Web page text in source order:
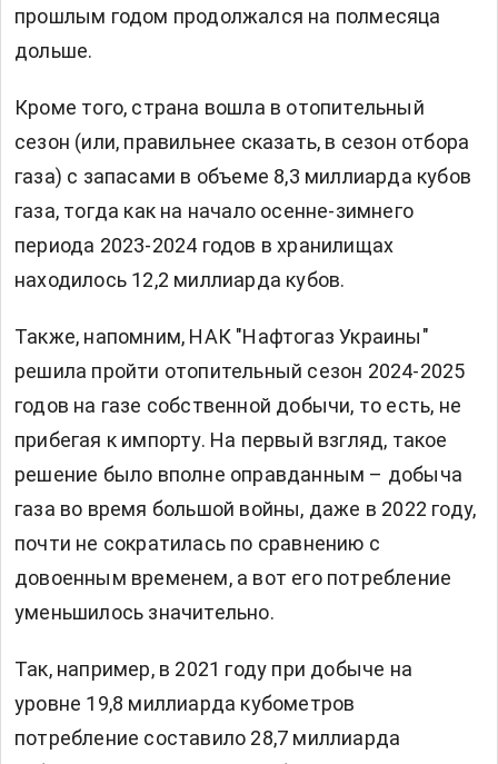
прошлым годом продолжался на полмесяца
дольше.
Кроме того, страна вошла в отопительный
сезон (или, правильнее сказать, в сезон отбора
газа) с запасами в объеме 8,3 миллиарда кубов
газа, тогда как на начало осенне-зимнего
периода 2023-2024 годов в хранилищах
находилось 12,2 миллиарда кубов.
Также, напомним, НАК "Нафтогаз Украины"
решила пройти отопительный сезон 2024-2025
годов на газе собственной добычи, то есть, не
прибегая к импорту. На первый взгляд, такое
решение было вполне оправданным – добыча
газа во время большой войны, даже в 2022 году,
почти не сократилась по сравнению с
довоенным временем, а вот его потребление
уменьшилось значительно.
Так, например, в 2021 году при добыче на
уровне 19,8 миллиарда кубометров
потребление составило 28,7 миллиарда